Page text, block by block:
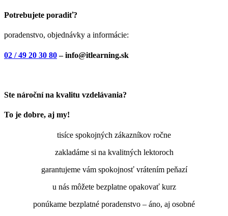
Potrebujete poradiť?
poradenstvo, objednávky a informácie:
02 / 49 20 30 80– info@itlearning.sk
Ste nároční na kvalitu vzdelávania?
To je dobre, aj my!
tisíce spokojných zákazníkov ročne
zakladáme si na kvalitných lektoroch
garantujeme vám spokojnosť vrátením peňazí
u nás môžete bezplatne opakovať kurz
ponúkame bezplatné poradenstvo – áno, aj osobné